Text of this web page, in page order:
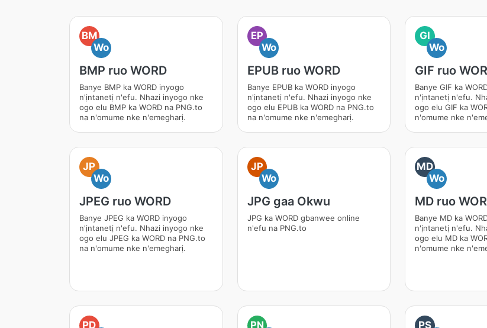
BM
Wo
BMP ruo WORD
Banye BMP ka WORD inyogo
n'ịntanetị n'efu. Nhazi inyogo nke
ogo elu BMP ka WORD na PNG.to
na n'omume nke n'emegharị.
EP
Wo
EPUB ruo WORD
Banye EPUB ka WORD inyogo
n'ịntanetị n'efu. Nhazi inyogo nke
ogo elu EPUB ka WORD na PNG.to
na n'omume nke n'emegharị.
GI
Wo
GIF ruo
Banye GIF ka
n'ịntanetị n'efu.
ogo elu GIF ka
n'omume nke
JP
Wo
JPEG ruo WORD
Banye JPEG ka WORD inyogo
n'ịntanetị n'efu. Nhazi inyogo nke
ogo elu JPEG ka WORD na PNG.to
na n'omume nke n'emegharị.
JP
Wo
JPG gaa Okwu
JPG ka WORD gbanwee online
n'efu na PNG.to
MD
Wo
MD ruo
Banye MD ka
n'ịntanetị n'efu.
ogo elu MD ka
n'omume nke
PD
PN
PS